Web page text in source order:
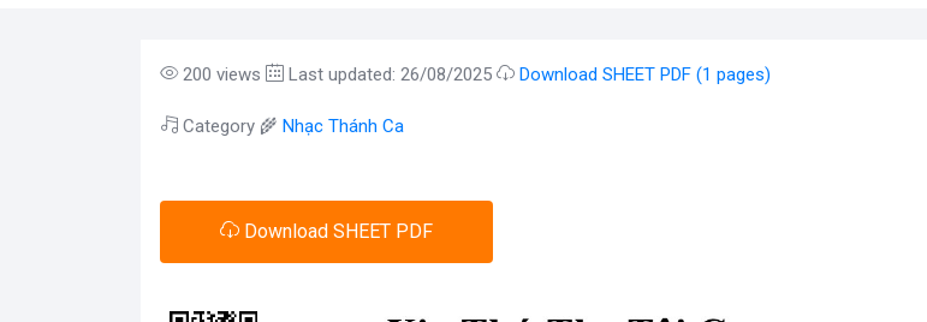
200 views Last updated: 26/08/2025 Download SHEET PDF (1 pages)
Category 🌾 Nhạc Thánh Ca
Download SHEET PDF